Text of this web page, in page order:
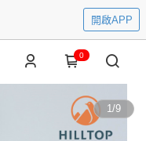
開啟APP
0
1/9